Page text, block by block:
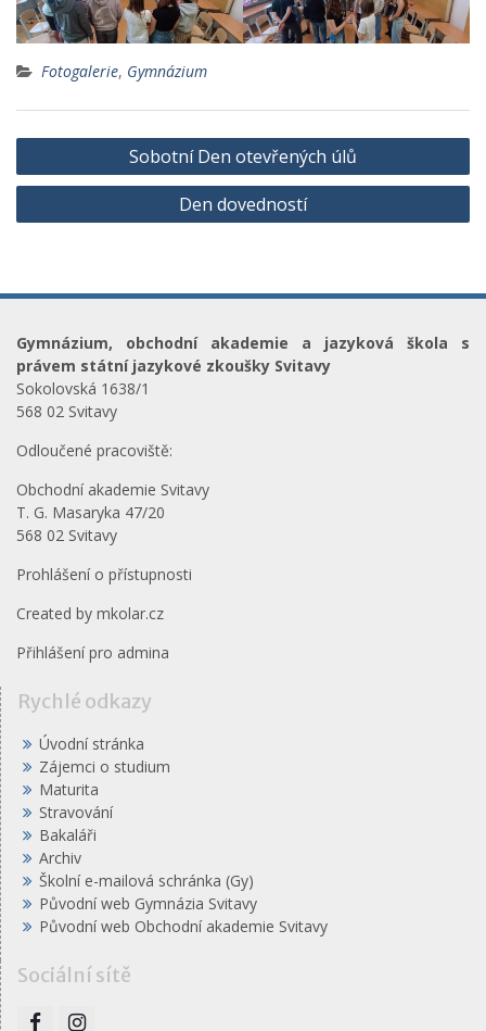
Fotogalerie, Gymnázium
Navigace
pro
Sobotní Den otevřených úlů
Den dovedností
Gymnázium, obchodní akademie a jazyková škola s
právem státní jazykové zkoušky Svitavy
Sokolovská 1638/1
568 02 Svitavy
Odloučené pracoviště:
Obchodní akademie Svitavy
T. G. Masaryka 47/20
568 02 Svitavy
Prohlášení o přístupnosti
Created by mkolar.cz
Přihlášení pro admina
Rychlé odkazy
Úvodní stránka
Zájemci o studium
Maturita
Stravování
Bakaláři
Archiv
Školní e-mailová schránka (Gy)
Původní web Gymnázia Svitavy
Původní web Obchodní akademie Svitavy
Sociální sítě